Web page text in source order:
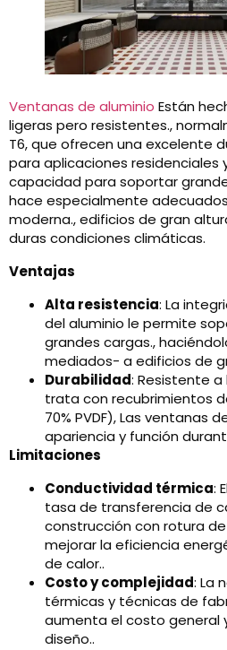
Ventanas de aluminio Están
ligeras pero resistentes.,
T6, que ofrecen una excelente
para aplicaciones residenciales
capacidad para soportar
hace especialmente
moderna., edificios de gran
duras condiciones climáticas.
Ventajas
Alta resistencia: La
del aluminio le permite
grandes cargas.,
mediados- a edificios de
Durabilidad: Resistente
trata con recubrimientos
70% PVDF), Las ventanas
apariencia y función
Limitaciones
Conductividad térmica:
tasa de transferencia de
construcción con rotura
mejorar la eficiencia
de calor..
Costo y complejidad: La
térmicas y técnicas de
aumenta el costo general
diseño..